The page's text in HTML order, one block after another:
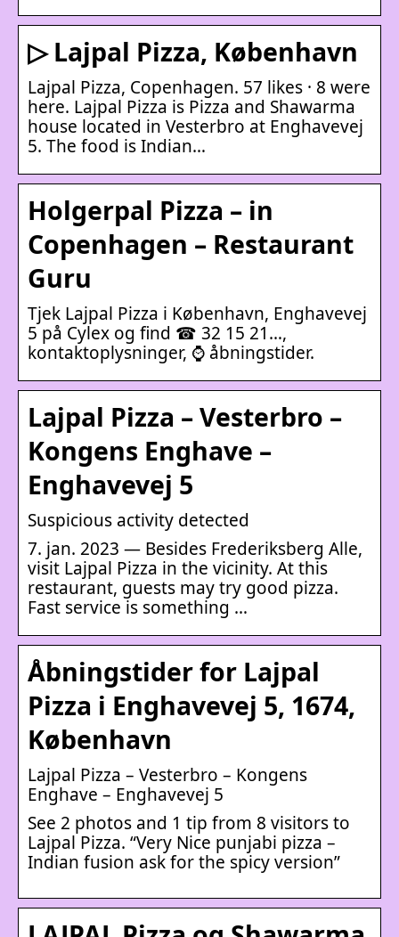
▷ Lajpal Pizza, København
Lajpal Pizza, Copenhagen. 57 likes · 8 were
here. Lajpal Pizza is Pizza and Shawarma
house located in Vesterbro at Enghavevej
5. The food is Indian…
Holgerpal Pizza – in
Copenhagen – Restaurant
Guru
Tjek Lajpal Pizza i København, Enghavevej
5 på Cylex og find ☎ 32 15 21…,
kontaktoplysninger, ⌚ åbningstider.
Lajpal Pizza – Vesterbro –
Kongens Enghave –
Enghavevej 5
Suspicious activity detected
7. jan. 2023 — Besides Frederiksberg Alle,
visit Lajpal Pizza in the vicinity. At this
restaurant, guests may try good pizza.
Fast service is something …
Åbningstider for Lajpal
Pizza i Enghavevej 5, 1674,
København
Lajpal Pizza – Vesterbro – Kongens
Enghave – Enghavevej 5
See 2 photos and 1 tip from 8 visitors to
Lajpal Pizza. “Very Nice punjabi pizza –
Indian fusion ask for the spicy version”